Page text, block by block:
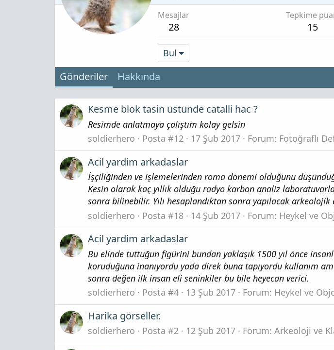
Mesajlar
28
Tepkime
15
Bul
Gönderiler Hakkında
Kesme blok tasin üstünde catalli hac ?
Resimde anlatmaya çalıştım kolay gelsin
soldierhero
Posta #12 17 Şub 2017 Forum: Fotoğraflı
Acil yardim arkadaslar
İşçiliğinden ve işlemelerinden roma dönemi olduğunu
Kesin olarak kaç yıllık olduğu radyo karbon analiz
sonra bilinebilir. Yılı hesaplandıktan sonra yapılacak
soldierhero
Posta #18 14 Şub 2017 Forum: Heykel ve
Acil yardim arkadaslar
Bu elinde tuttuğun figürini bundan yaklaşık 1500 yıl önce
koruduğuna inanıyordu yada direk buna tapıyordu kullanım
sonra değen ilk insan eli seninkiler bu bile heyecan verici.
soldierhero
Posta #4 13 Şub 2017 Forum: Heykel ve
Harika görseller.
soldierhero Posta #2 12 Şub 2017 Forum: Arkeoloji ve